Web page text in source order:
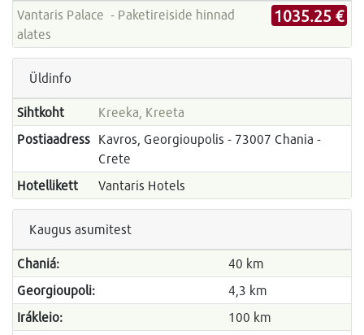
Vantaris Palace - Paketireiside hinnad
alates
1035.25 €
Üldinfo
Sihtkoht
Kreeka, Kreeta
Postiaadress Kavros, Georgioupolis - 73007 Chania -
Crete
Hotellikett
Vantaris Hotels
Kaugus asumitest
Chaniá:
40 km
Georgioupoli:
4,3 km
Irákleio:
100 km